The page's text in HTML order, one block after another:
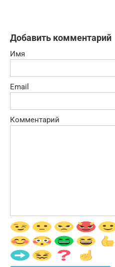
Добавить комментарий
Имя
Email
Комментарий